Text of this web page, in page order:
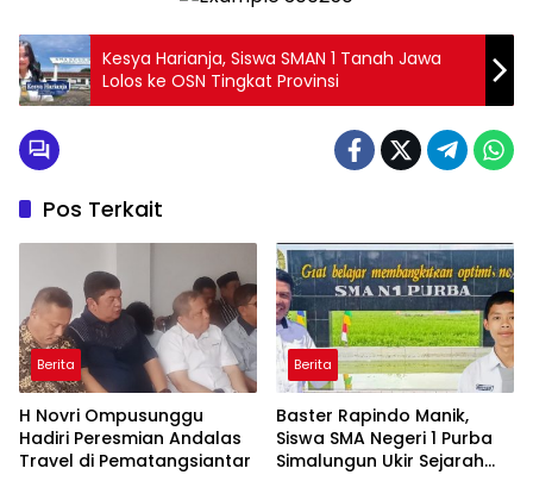
Kesya Harianja, Siswa SMAN 1 Tanah Jawa
Lolos ke OSN Tingkat Provinsi
Pos Terkait
Berita
H Novri Ompusunggu
Hadiri Peresmian Andalas
Travel di Pematangsiantar
Berita
Baster Rapindo Manik,
Siswa SMA Negeri 1 Purba
Simalungun Ukir Sejarah